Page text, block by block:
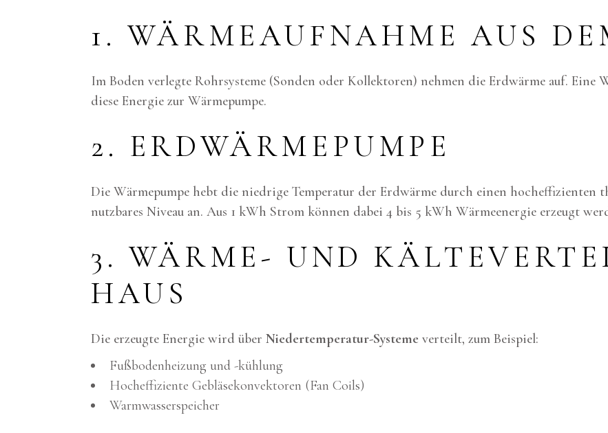
1. WÄRMEAUFNAHME AUS
Im Boden verlegte Rohrsysteme (Sonden oder Kollektoren) nehmen die Erdwärme auf.
diese Energie zur Wärmepumpe.
2. ERDWÄRMEPUMPE
Die Wärmepumpe hebt die niedrige Temperatur der Erdwärme durch einen hocheffizienten
nutzbares Niveau an. Aus 1 kWh Strom können dabei 4 bis 5 kWh Wärmeenergie erzeugt
3. WÄRME- UND
HAUS
Die erzeugte Energie wird über Niedertemperatur-Systeme verteilt, zum Beispiel:
Fußbodenheizung und -kühlung
Hocheffiziente Gebläsekonvektoren (Fan Coils)
Warmwasserspeicher